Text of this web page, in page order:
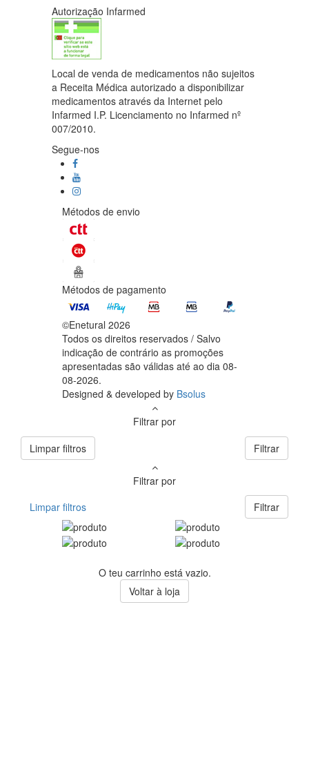
Autorização Infarmed
Local de venda de medicamentos não sujeitos
a Receita Médica autorizado a disponibilizar
medicamentos através da Internet pelo
Infarmed I.P. Licenciamento no Infarmed nº
007/2010.
Segue-nos
Métodos de envio
Métodos de pagamento
©Enetural 2026
Todos os direitos reservados / Salvo
indicação de contrário as promoções
apresentadas são válidas até ao dia 08-
08-2026.
Designed & developed by Bsolus
Filtrar por
Limpar filtros
Filtrar
Filtrar por
Limpar filtros
Filtrar
O teu carrinho está vazio.
Voltar à loja